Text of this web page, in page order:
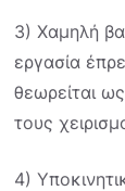
3) Χαμηλή
εργασία
θεωρείται
τους
4)